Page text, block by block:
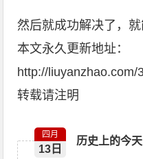
然后就成功解决了，
本文永久更新地址：
http://liuyanzhao.com/
转载请注明
历史上的今天
四月
13日